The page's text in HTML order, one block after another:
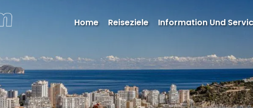
Home Reiseziele Information Und